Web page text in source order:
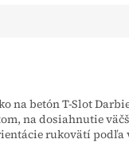
na betón T-Slot
na dosiahnutie
rukovätí